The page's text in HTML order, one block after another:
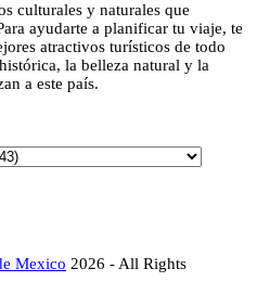
culturales y naturales que
ayudarte a planificar tu viaje, te
atractivos turísticos de todo
la belleza natural y la
a este país.
Mexico 2026 - All Rights